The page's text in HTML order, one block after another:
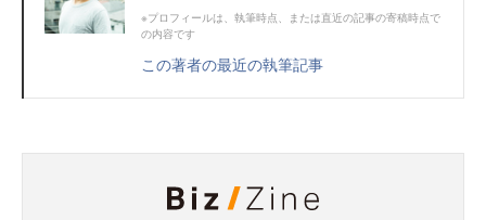
※プロフィールは、執筆時点、または直近の記事の寄稿時点で
の内容です
この著者の最近の執筆記事